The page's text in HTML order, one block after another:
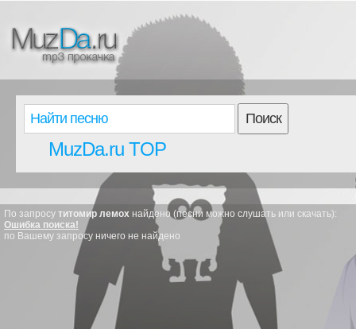
Поиск
MuzDa.ru TOP
По запросу титомир лемох найдено (песни можно слушать или скачать):
Ошибка поиска!
по Вашему запросу ничего не найдено